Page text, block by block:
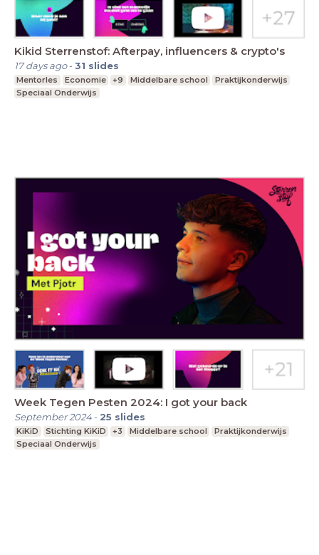
Kikid Sterrenstof: Afterpay, influencers & crypto's
17 days ago-31 slides
Mentorles Economie +9 Middelbare school
Praktijkonderwijs
Speciaal Onderwijs
Week Tegen Pesten 2024: I got your back
September 2024- 25 slides
KiKiD Stichting KiKiD +3 Middelbare school
Praktijkonderwijs
Speciaal Onderwijs